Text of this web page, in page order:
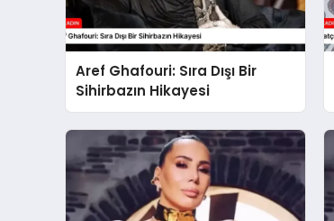
Aref Ghafouri: Sıra Dışı Bir
Sihirbazın Hikayesi